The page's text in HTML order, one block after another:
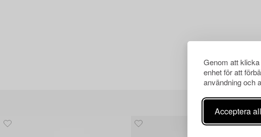
Genom att
enhet för att
användning och
Acceptera